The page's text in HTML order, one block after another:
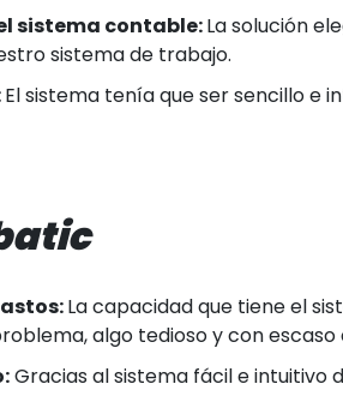
sistema contable:La solución
sistema de trabajo.
El sistema tenía que ser sencillo e
La capacidad que tiene el
algo tedioso y con escaso
Gracias al sistema fácil e intuitivo